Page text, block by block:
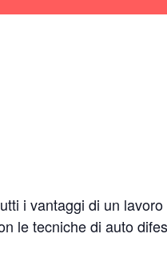
i vantaggi di un
le tecniche di auto